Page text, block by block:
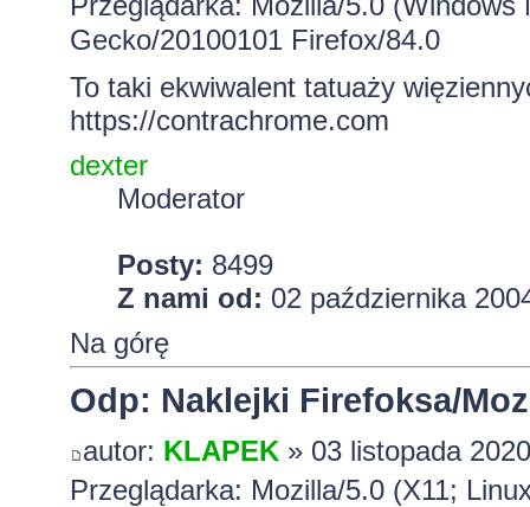
Gecko/20100101 Firefox/84.0
To taki ekwiwalent tatuaży
https://contrachrome.com
dexter
Moderator
Posty: 8499
Z nami od: 02 października
Na górę
Odp: Naklejki Firefoksa/
autor: KLAPEK» 03 listopada
Przeglądarka: Mozilla/5.0 (X11;